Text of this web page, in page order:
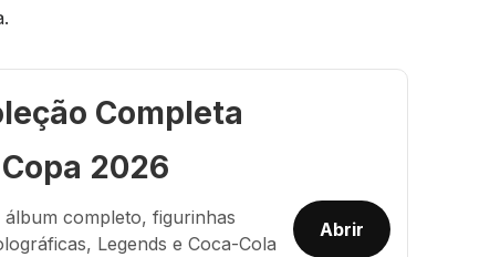
Completa
Copa 2026
álbum completo, figurinhas
Legends e Coca-Cola
Abrir